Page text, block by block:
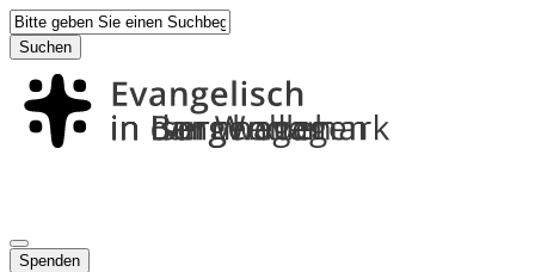
Suchen
Spenden